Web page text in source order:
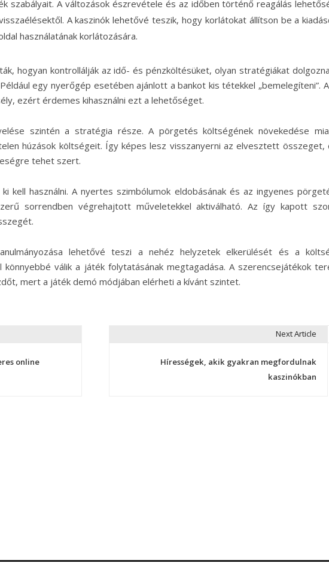
szabályait. A változások észrevétele és az időben történő reagálás
A kaszinók lehetővé teszik, hogy korlátokat állítson be a
használatának korlátozására.
hogyan kontrollálják az idő- és pénzköltésüket, olyan stratégiákat
egy nyerőgép esetében ajánlott a bankot kis tétekkel „bemelegíteni”.
ezért érdemes kihasználni ezt a lehetőséget.
szintén a stratégia része. A pörgetés költségének növekedése
húzások költségeit. Így képes lesz visszanyerni az elvesztett összeget,
tehet szert.
kell használni. A nyertes szimbólumok eldobásának és az ingyenes
sorrendben végrehajtott műveletekkel aktiválható. Az így kapott
lehetővé teszi a nehéz helyzetek elkerülését és a
válik a játék folytatásának megtagadása. A szerencsejátékok
mert a játék demó módjában elérheti a kívánt szintet.
online
Next Article
Hírességek, akik gyakran megfordulnak
kaszinókban